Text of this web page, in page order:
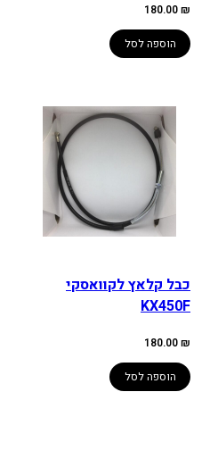
180.00₪
הוספה לסל
כבל קלאץ לקוואסקי
KX450F
180.00₪
הוספה לסל